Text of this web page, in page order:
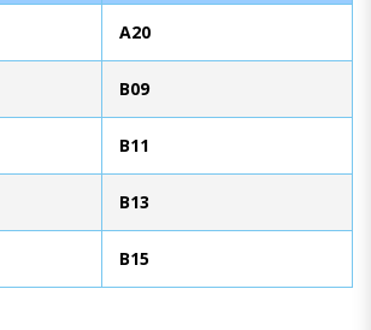
A20
B09
B11
B13
B15